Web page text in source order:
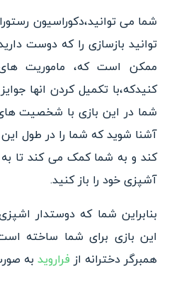
شما می توانید،دکوراسیون
توانید بازسازی را که دوست
ممکن است که، ماموریت های
کنیدکه،با تکمیل کردن انها
شما در این بازی با شخصیت
آشنا شوید که شما را در طول
کند و به شما کمک می کند تا
آشپزی خود را باز کنید.
بنابراین شما که دوستدار
این بازی برای شما ساخته
همبرگر دخترانه از فراروید به